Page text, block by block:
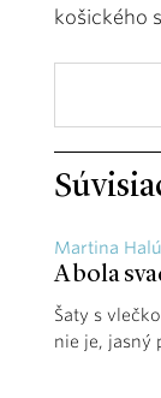
košického
Martina
A bola
Šaty s
nie je, jasný